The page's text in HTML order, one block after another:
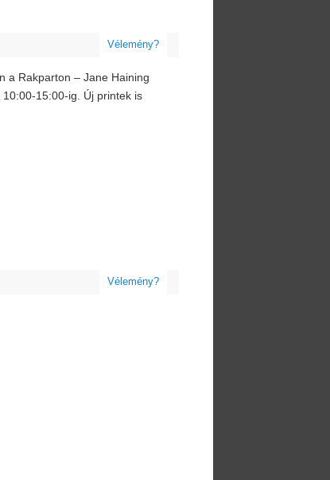
Vélemény?
a Rakparton – Jane Haining
15:00-ig. Új printek is
Vélemény?